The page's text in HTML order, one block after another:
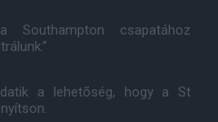
Southampton csapatához
a lehetõség, hogy a St